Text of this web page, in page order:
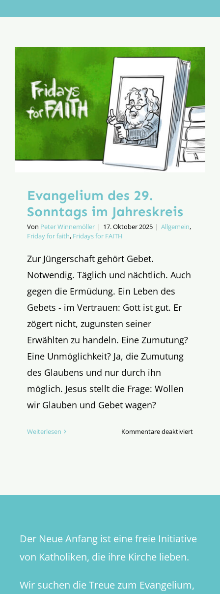
Aktion
Evangelium des 29.
Sonntags im Jahreskreis
Von Peter Winnemöller | 17. Oktober 2025 | Allgemein,
Friday for faith, Fridays for FAITH
Zur Jüngerschaft gehört Gebet.
Notwendig. Täglich und nächtlich. Auch
gegen die Ermüdung. Ein Leben des
Gebets - im Vertrauen: Gott ist gut. Er
zögert nicht, zugunsten seiner
Erwählten zu handeln. Eine Zumutung?
Eine Unmöglichkeit? Ja, die Zumutung
des Glaubens und nur durch ihn
möglich. Jesus stellt die Frage: Wollen
wir Glauben und Gebet wagen?
Weiterlesen Kommentare deaktiviertfür
Der Neue Anfang ist eine freie Initiative
von Katholiken, die ihre Kirche lieben.
Wir suchen die Treue zum Evangelium,